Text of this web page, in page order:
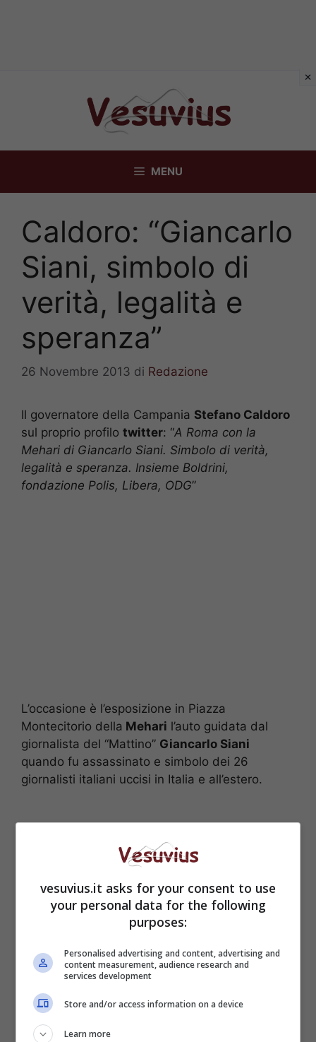
MENU
Caldoro: “Giancarlo
Siani, simbolo di
verità, legalità e
speranza”
26 Novembre 2013 di Redazione
Il governatore della Campania Stefano Caldoro
sul proprio profilo twitter: “A Roma con la
Mehari di Giancarlo Siani. Simbolo di verità,
legalità e speranza. Insieme Boldrini,
fondazione Polis, Libera, ODG”
L’occasione è l’esposizione in Piazza
Montecitorio della Mehari l’auto guidata dal
giornalista del “Mattino” Giancarlo Siani
quando fu assassinato e simbolo dei 26
giornalisti italiani uccisi in Italia e all’estero.
vesuvius.it asks for your consent to use
your personal data for the following
purposes:
Personalised advertising and content, advertising and
content measurement, audience research and
services development
Store and/or access information on a device
Learn more